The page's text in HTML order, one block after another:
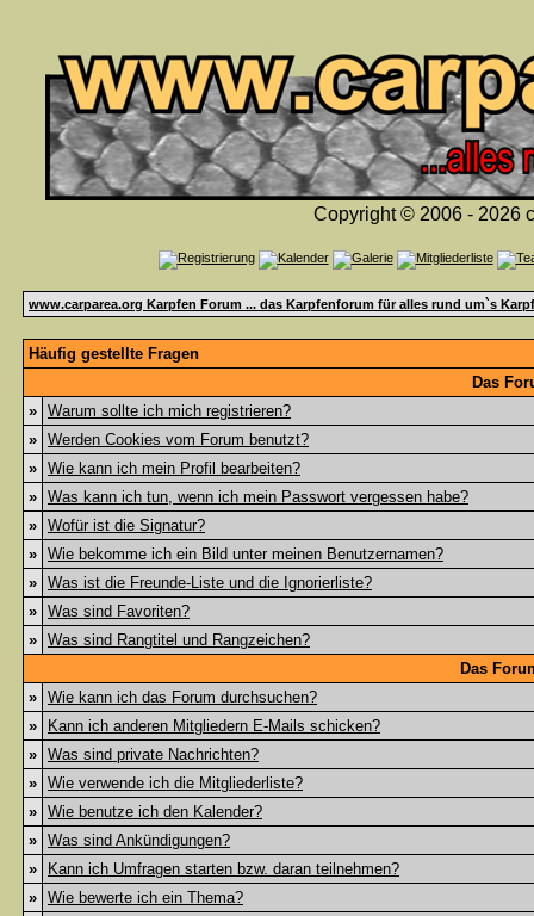
Copyright © 2006 - 2026
www.carparea.org Karpfen Forum ... das Karpfenforum für alles rund um`s
Häufig gestellte Fragen
Das
» Warum sollte ich mich registrieren?
» Werden Cookies vom Forum benutzt?
» Wie kann ich mein Profil bearbeiten?
» Was kann ich tun, wenn ich mein Passwort vergessen habe?
» Wofür ist die Signatur?
» Wie bekomme ich ein Bild unter meinen Benutzernamen?
» Was ist die Freunde-Liste und die Ignorierliste?
» Was sind Favoriten?
» Was sind Rangtitel und Rangzeichen?
Das
» Wie kann ich das Forum durchsuchen?
»
Kann ich anderen Mitgliedern E-Mails schicken?
» Was sind private Nachrichten?
» Wie verwende ich die Mitgliederliste?
» Wie benutze ich den Kalender?
» Was sind Ankündigungen?
»
Kann ich Umfragen starten bzw. daran teilnehmen?
» Wie bewerte ich ein Thema?